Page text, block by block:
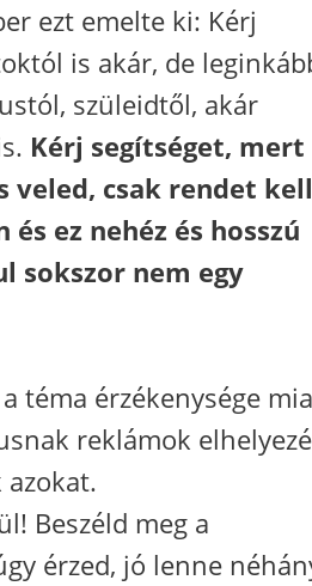
ezt emelte ki: Kérj
is akár, de
szüleidtől, akár
Kérj segítséget, mert
veled, csak rendet kell
ez nehéz és hosszú
sokszor nem egy
téma érzékenysége
reklámok
Beszéld meg a
érzed, jó lenne